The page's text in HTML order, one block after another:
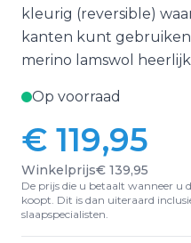
kleurig (reversible)
kanten kunt
merino lamswol
Op voorraad
€ 119,95
Winkelprijs€ 139,95
De prijs die u betaalt wanneer u
koopt. Dit is dan uiteraard
slaapspecialisten.